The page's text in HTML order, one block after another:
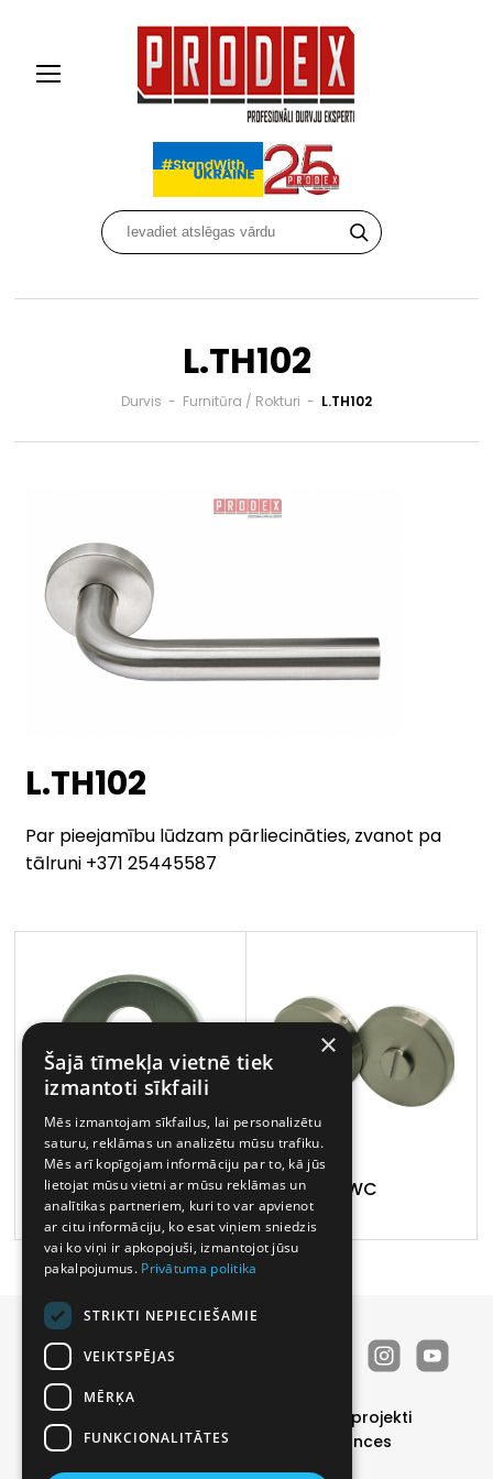
L.TH102
Durvis - Furnitūra / Rokturi - L.TH102
L.TH102
Par pieejamību lūdzam pārliecināties, zvanot pa
tālruni +371 25445587
PZ WC
Durvis
Realizētie projekti
Katalogs
Par mums
Vakances
×
Šajā tīmekļa vietnē tiek
izmantoti sīkfaili
Mēs izmantojam sīkfailus, lai personalizētu
saturu, reklāmas un analizētu mūsu trafiku.
Mēs arī kopīgojam informāciju par to, kā jūs
lietojat mūsu vietni ar mūsu reklāmas un
analītikas partneriem, kuri to var apvienot
ar citu informāciju, ko esat viņiem sniedzis
vai ko viņi ir apkopojuši, izmantojot jūsu
pakalpojumus. Privātuma politika
STRIKTI NEPIECIEŠAMIE
VEIKTSPĒJAS
MĒRĶA
FUNKCIONALITĀTES